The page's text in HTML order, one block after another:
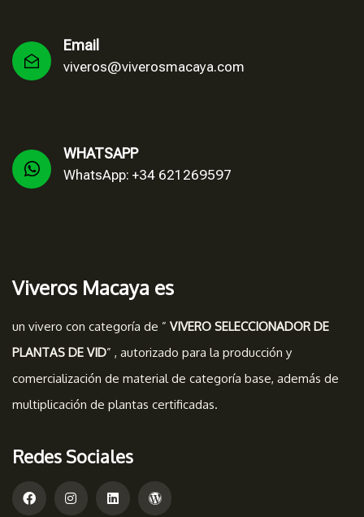
Email
viveros@viverosmacaya.com
WHATSAPP
WhatsApp: +34 621269597
Viveros Macaya es
un vivero con categoría de ” VIVERO SELECCIONADOR DE
PLANTAS DE VID” , autorizado para la producción y
comercialización de material de categoría base, además de
multiplicación de plantas certificadas.
Redes Sociales